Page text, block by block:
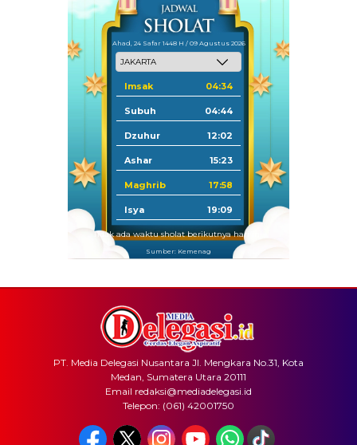
Ahad, 24 Safar 1448 H / 09 Agustus 2026
Imsak 04:34
Subuh 04:44
Dzuhur 12:02
Ashar 15:23
Maghrib 17:58
Isya 19:09
Tidak ada waktu sholat berikutnya hari ini.
Sumber: Kemenag
PT. Media Delegasi Nusantara Jl. Mengkara No.31, Kota
Medan, Sumatera Utara 20111
Email redaksi@mediadelegasi.id
Telepon: (061) 42001750